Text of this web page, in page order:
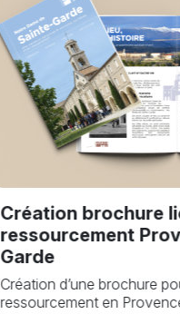
Création brochure
ressourcement
Garde
Création d’une brochure
ressourcement en